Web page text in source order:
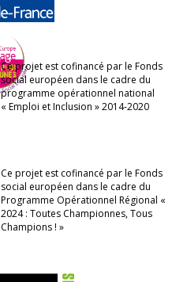
Ce projet est cofinancé par le Fonds
social européen dans le cadre du
programme opérationnel national
« Emploi et Inclusion » 2014-2020
Ce projet est cofinancé par le Fonds
social européen dans le cadre du
Programme Opérationnel Régional «
2024 : Toutes Championnes, Tous
Champions ! »